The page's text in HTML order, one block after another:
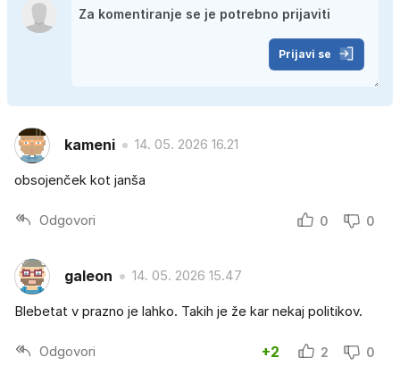
Prijavi se
kameni 14. 05. 2026 16.21
obsojenček kot janša
Odgovori 0 0
galeon 14. 05. 2026 15.47
Blebetat v prazno je lahko. Takih je že kar nekaj politikov.
Odgovori +2 2 0